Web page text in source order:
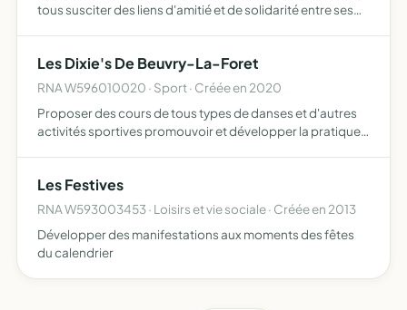
tous susciter des liens d'amitié et de solidarité entre ses
Les Dixie's De Beuvry-La-Foret
RNA W596010020 · Sport · Créée en 2020
Proposer des cours de tous types de danses et d'autres
activités sportives promouvoir et développer la pratique
Les Festives
RNA W593003453 · Loisirs et vie sociale · Créée en 2013
Développer des manifestations aux moments des fêtes
du calendrier